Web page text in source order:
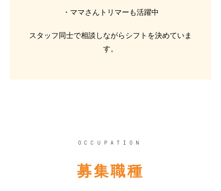
・ママさんトリマーも活躍中
スタッフ同士で相談しながらシフトを決めていま
す。
OCCUPATION
募集職種